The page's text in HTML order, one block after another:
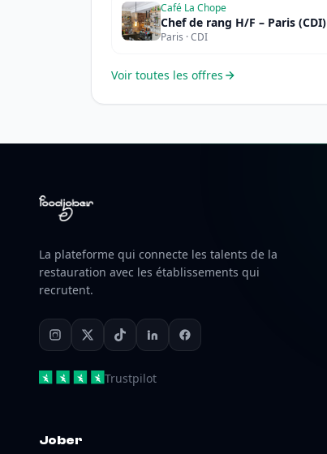
Café La Chope
Chef de rang H/F – Paris (CDI)
Paris · CDI
Voir toutes les offres
La plateforme qui connecte les talents de la
restauration avec les établissements qui
recrutent.
Trustpilot
Jober